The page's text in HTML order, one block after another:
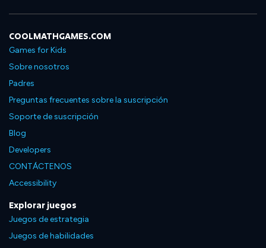
COOLMATHGAMES.COM
Games for Kids
Sobre nosotros
Padres
Preguntas frecuentes sobre la suscripción
Soporte de suscripción
Blog
Developers
CONTÁCTENOS
Accessibility
Explorar juegos
Juegos de estrategia
Juegos de habilidades